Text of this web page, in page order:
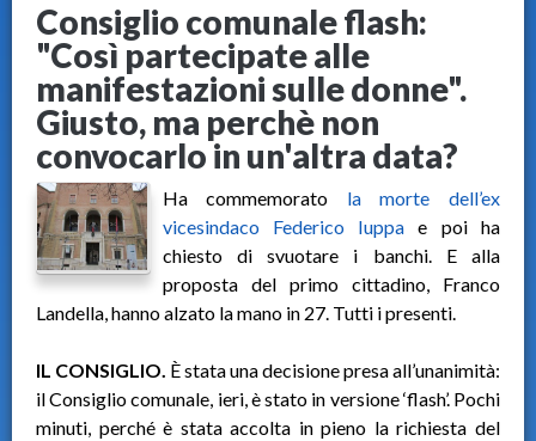
Consiglio comunale flash:
"Così partecipate alle
manifestazioni sulle donne".
Giusto, ma perchè non
convocarlo in un'altra data?
Ha commemorato la morte dell’ex
vicesindaco Federico Iuppa e poi ha
chiesto di svuotare i banchi. E alla
proposta del primo cittadino, Franco
Landella, hanno alzato la mano in 27. Tutti i presenti.
IL CONSIGLIO. È stata una decisione presa all’unanimità:
il Consiglio comunale, ieri, è stato in versione ‘flash’. Pochi
minuti, perché è stata accolta in pieno la richiesta del